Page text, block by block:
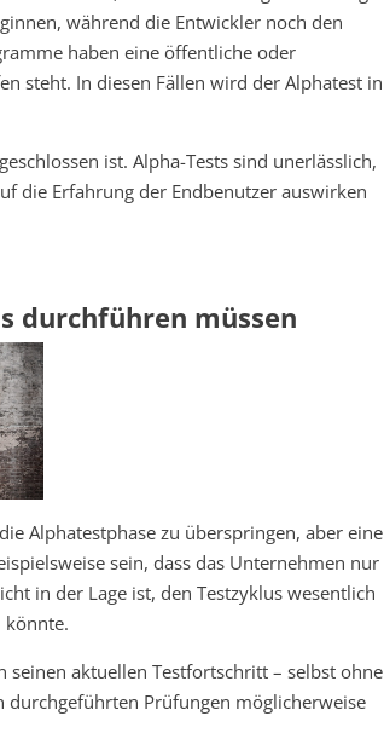
während die Entwickler noch den
haben eine öffentliche oder
steht. In diesen Fällen wird der Alphatest in
ist. Alpha-Tests sind unerlässlich,
die Erfahrung der Endbenutzer auswirken
durchführen müssen
Alphatestphase zu überspringen, aber eine
sein, dass das Unternehmen nur
in der Lage ist, den Testzyklus wesentlich
könnte.
seinen aktuellen Testfortschritt – selbst ohne
durchgeführten Prüfungen möglicherweise